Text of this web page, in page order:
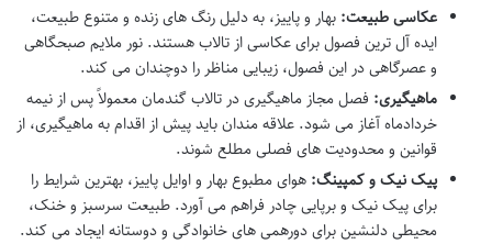
عکاسی طبیعت: بهار و پاییز، به دلیل رنگ های زنده و متنوع طبیعت،
ایده آل ترین فصول برای عکاسی از تالاب هستند. نور ملایم صبحگاهی
و عصرگاهی در این فصول، زیبایی مناظر را دوچندان می کند.
ماهیگیری: فصل مجاز ماهیگیری در تالاب گندمان معمولاً پس از نیمه
خردادماه آغاز می شود. علاقه مندان باید پیش از اقدام به ماهیگیری، از
قوانین و محدودیت های فصلی مطلع شوند.
پیک نیک و کمپینگ: هوای مطبوع بهار و اوایل پاییز، بهترین شرایط را
برای پیک نیک و برپایی چادر فراهم می آورد. طبیعت سرسبز و خنک،
محیطی دلنشین برای دورهمی های خانوادگی و دوستانه ایجاد می کند.